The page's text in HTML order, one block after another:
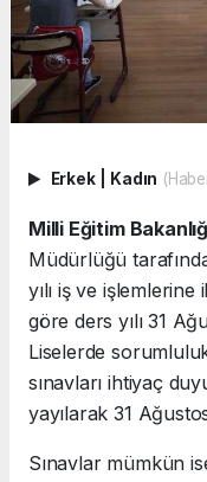
Erkek Kadın
Milli Eğitim
Müdürlüğü
yılı iş ve
göre ders yılı 31
Liselerde
sınavları ihtiyaç
yayılarak 31
Sınavlar mümkün